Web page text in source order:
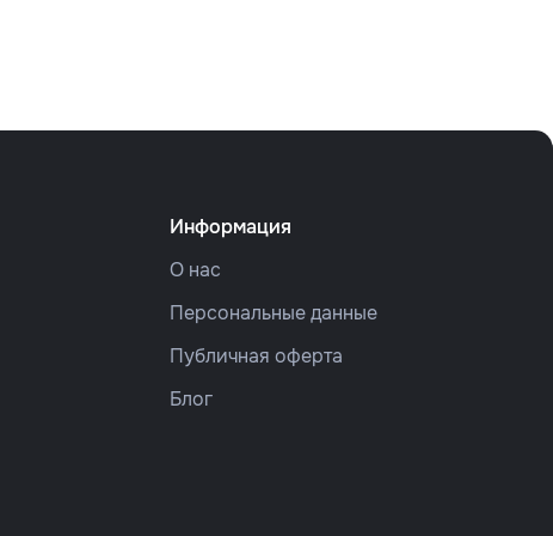
Информация
О нас
Персональные данные
Публичная оферта
Блог